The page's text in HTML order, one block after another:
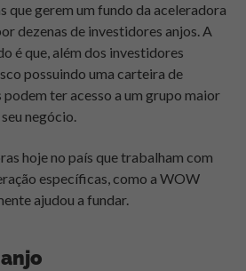
que gerem um fundo da aceleradora
dezenas de investidores anjos. A
é que, além dos investidores
possuindo uma carteira de
podem ter acesso a um grupo maior
negócio.
hoje no país que trabalham com
específicas, como a WOW
ajudou a fundar.